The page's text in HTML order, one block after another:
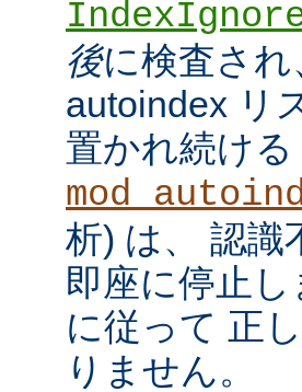
後に検査さ
autoindex リ
置かれ続け
析) は、 認識
即座に停止
に従って 正
りません。